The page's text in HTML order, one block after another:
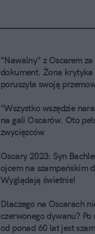
"Nawalny" z Oscarem
dokument. Żona krytyka
poruszyła swoją
"Wszystko wszędzie
na gali Oscarów. Oto
zwycięzców
Oscary 2023: Syn
ojcem na szampańskim
Wyglądają świetnie!
Dlaczego na Oscarach
czerwonego dywanu? Po
od ponad 60 lat jest